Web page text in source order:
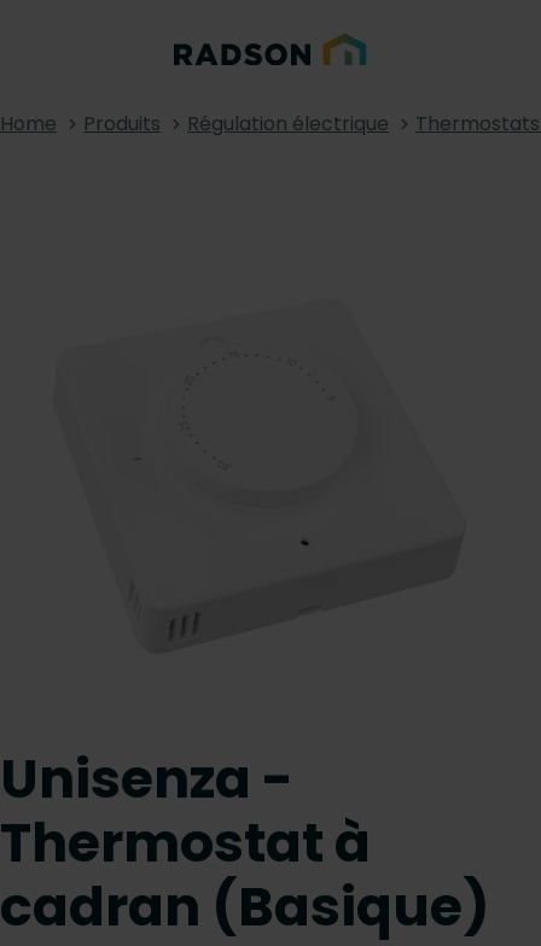
Home Produits Régulation électrique
Unisenza -
Thermostat à
cadran (Basique)